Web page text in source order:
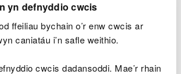
yn defnyddio cwcis
ffeiliau bychain o’r enw cwcis ar
caniatáu i’n safle weithio.
cwcis dadansoddi. Mae’r rhain
pedair blynedd gan nawdd y
a CNC, gyda chefnogaeth
ac Awdurdod Parc